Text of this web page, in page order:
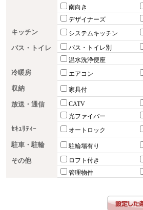
南向き
デザイナーズ
キッチン システムキッチン
バス・トイレ バス・トイレ別
温水洗浄便座
冷暖房 エアコン
収納 家具付
放送・通信 CATV
光ファイバー
ｾｷｭﾘﾃｨｰ オートロック
駐車・駐輪 駐輪場有り
その他 ロフト付き
管理物件